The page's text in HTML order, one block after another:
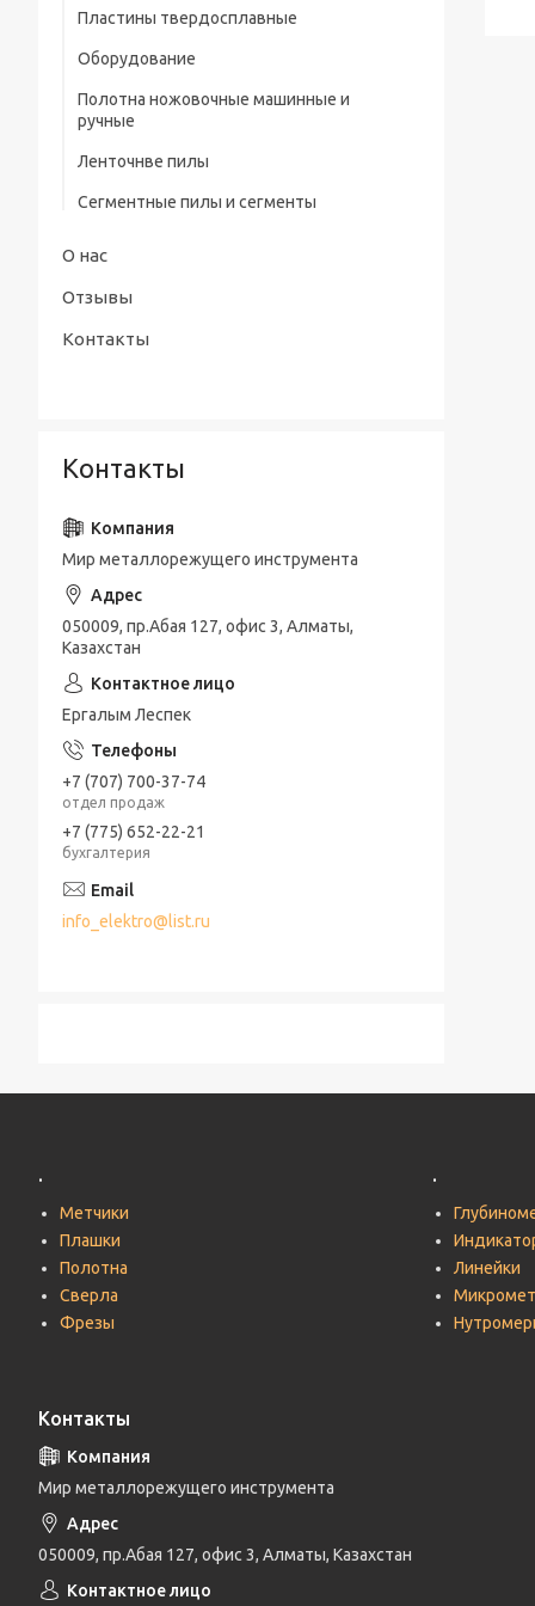
предохранительного конуса (тип А)
Сверла центровочные Р6М5 с
предохранительным конусом (тип В)
радиусные (тип R)
ШЦЦ-III ГОСТ 166-89
Пластины твердосплавные
Оборудование
Полотна ножовочные машинные и
ручные
Ленточнве пилы
Сегментные пилы и сегменты
О нас
Отзывы
Контакты
Контакты
Мир металлорежущего инструмента
050009, пр.Абая 127, офис 3, Алматы,
Казахстан
Ергалым Леспек
+7 (707) 700-37-74
отдел продаж
+7 (775) 652-22-21
бухгалтерия
info_elektro@list.ru
.
Метчики
Плашки
Полотна
Сверла
Фрезы
.
Линейки
Контакты
Мир металлорежущего инструмента
050009, пр.Абая 127, офис 3, Алматы, Казахстан